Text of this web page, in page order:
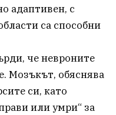
адаптивен, с
са способни
че невроните
Мозъкът, обяснява
си, като
или умри“ за